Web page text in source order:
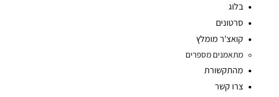
בלוג
סרטונים
קואצ'ר מומלץ
מתאמנים מספרים
מהתקשורת
צרו קשר